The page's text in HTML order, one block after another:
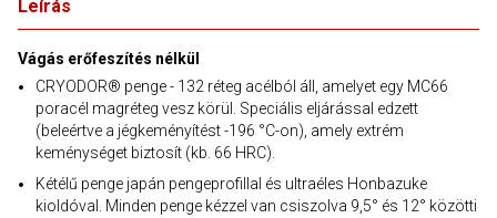
Leírás
Vágás erőfeszítés nélkül
CRYODOR® penge - 132 réteg acélból áll, amelyet egy MC66
poracél magréteg vesz körül. Speciális eljárással edzett
(beleértve a jégkeményítést -196 °C-on), amely extrém
keménységet biztosít (kb. 66 HRC).
Kétélű penge japán pengeprofillal és ultraéles Honbazuke
kioldóval. Minden penge kézzel van csiszolva 9,5° és 12° közötti